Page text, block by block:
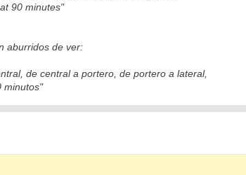
90 minutes"
aburridos de ver:
de central a portero, de portero a lateral,
minutos"